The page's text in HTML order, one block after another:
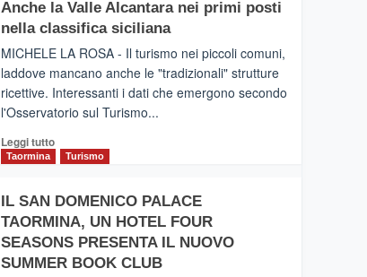
Inaugurato
il
collegamento
tra
Catania
e
operato
da
Anche la Valle Alcantara nei primi posti
nella classifica siciliana
MICHELE LA ROSA - Il turismo nei piccoli comuni,
laddove mancano anche le "tradizionali" strutture
ricettive. Interessanti i dati che emergono secondo
l'Osservatorio sul Turismo...
Leggi tuttoLeggi
PIEDIMONTE
ETNEO
–
Meta
Taormina Turismo
IL SAN DOMENICO PALACE
TAORMINA, UN HOTEL FOUR
SEASONS PRESENTA IL NUOVO
SUMMER BOOK CLUB